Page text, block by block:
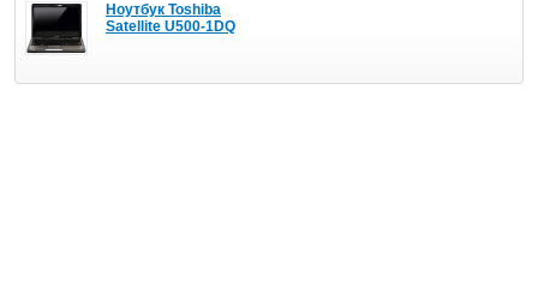
Ноутбук Toshiba
Satellite U500-1DQ